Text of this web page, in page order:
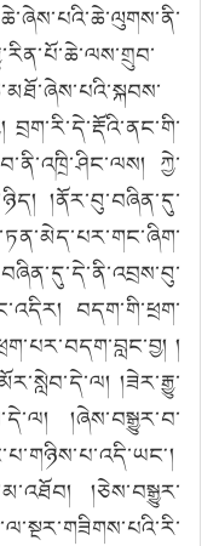
བྲག་རི་དེ་རྡོའི་ནང་གི་
ཀྱེ་
།ནོར་བུ་བཞིན་དུ་
བདག་གི་ཕྲག་
།
།ཟེར་རྒྱུ་
།ཞེས་བསྒྱུར་བ་
།ཅེས་བསྒྱུར་